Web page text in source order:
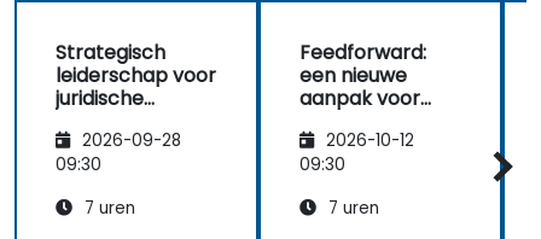
Strategisch
leiderschap voor
juridische
van adviseurs
tot zakelijke
2026-09-28
09:30
7 uren
Feedforward:
een nieuwe
aanpak voor
mmunicatie
2026-10-12
09:30
7 uren